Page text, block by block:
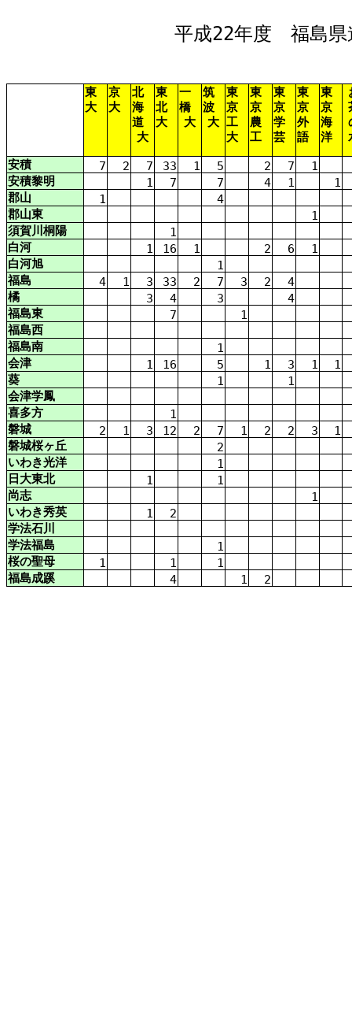
平成22年度 福島県
東
大
京
大
北
海
道
大
東
北
大
一
橋
大
筑
波
大
東
京
工
大
東
京
農
工
東
京
学
芸
東
京
外
語
東
京
海
洋
安積 7 2 7 33 1 5 2 7
1
安積黎明 1 7 7 4 1
1
郡山
1
4
郡山東
1
須賀川 桐陽
1
白河
1 16 1 2 6
1
白河旭
1
福島
4 1 3 33 2 7 3 2
4
橘
3 4 3
4
福島東 7
1
福島西
福島南
1
会津
1 16 5 1 3 1
1
葵
1
1
会津学鳳
喜多方
1
磐城
2 1 3 12 2 7 1 2 2 3
1
磐城桜ヶ丘
2
いわき光洋
1
日大東北 1
1
尚志
1
いわき秀英 1
2
学法石川
学法福島
1
桜の聖母 1 1
1
福島成蹊 4 1 2